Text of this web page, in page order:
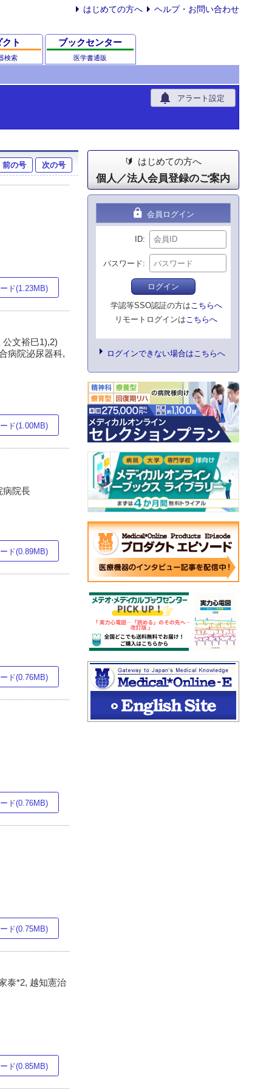
はじめての方へ ヘルプ・お問い合わせ
ト
検索
ブックセンター
医学書通販
notifications アラート設定
前の号 次の号
ド(1.23MB)
文裕巳1),2)
病院泌尿器科,
ド(1.00MB)
病院長
ド(0.89MB)
ド(0.76MB)
ド(0.76MB)
ド(0.75MB)
泰*2, 越知憲治
ド(0.85MB)
はじめての方へ
個人／法人会員登録のご案内
lock 会員ログイン
ID
パスワード
ログイン
学認等SSO認証の方はこちらへ
リモートログインはこちらへ
ログインできない場合はこちらへ